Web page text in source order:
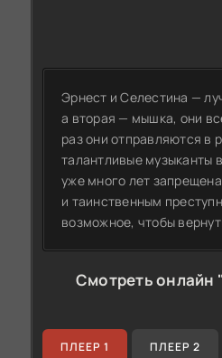
Эрнест и Селестина —
а вторая — мышка, они
раз они отправляются в
талантливые музыканты
уже много лет
и таинственным
возможное, чтобы
Смотреть онлайн
ПЛЕЕР 1 ПЛЕЕР 2